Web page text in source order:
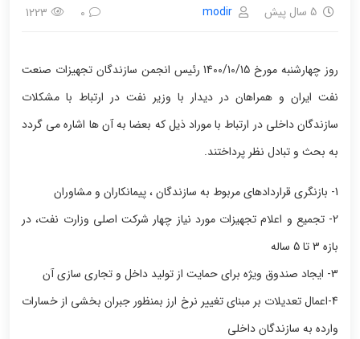
5 سال پیش modir
0
1223
روز چهارشنبه مورخ 1400/10/15 رئیس انجمن سازندگان تجهیزات صنعت
نفت ایران و همراهان در دیدار با وزیر نفت در ارتباط با مشکلات
سازندگان داخلی در ارتباط با موراد ذیل که بعضا به آن ها اشاره می گردد
به بحث و تبادل نظر پرداختند.
1- بازنگری قراردادهای مربوط به سازندگان ، پیمانکاران و مشاوران
2- تجمیع و اعلام تجهیزات مورد نیاز چهار شرکت اصلی وزارت نفت، در
بازه 3 تا 5 ساله
3- ایجاد صندوق ویژه برای حمایت از تولید داخل و تجاری سازی آن
4-اعمال تعدیلات بر مبنای تغییر نرخ ارز بمنظور جبران بخشی از خسارات
وارده به سازندگان داخلی